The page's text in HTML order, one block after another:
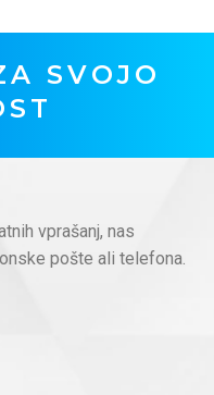
SVOJO
vprašanj, nas
pošte ali telefona.